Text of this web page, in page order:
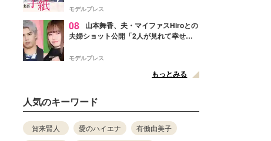
モデルプレス
08
山本舞香、夫・マイファスHiroとの
夫婦ショット公開「2人が見れて幸せ」
モデルプレス
もっとみる
人気のキーワード
賀来賢人 愛のハイエナ
有働由美子